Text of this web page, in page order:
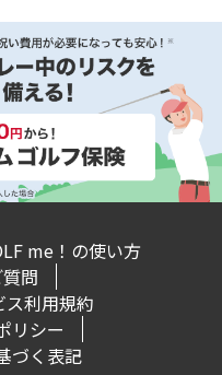
me！の使い方
問
ス利用規約
リシー
づく表記